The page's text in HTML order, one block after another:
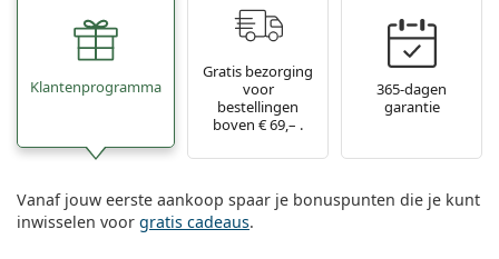
Klantenprogramma
Gratis bezorging
voor
bestellingen
boven € 69,– .
365-dagen
garantie
Vanaf jouw eerste aankoop spaar je bonuspunten die je kunt
inwisselen voor gratis cadeaus.